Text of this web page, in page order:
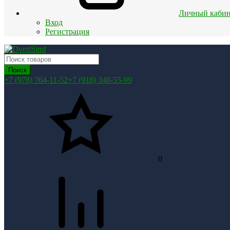
Личный
Вход
Регистрация
Поиск
+7 (978) 764-11-52+7 (918) 340-55-99
0